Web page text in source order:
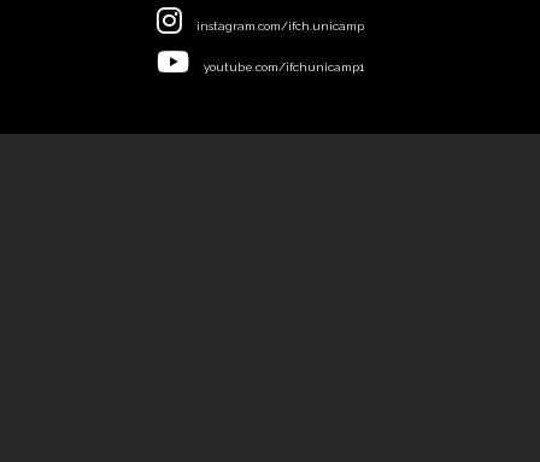
instagram.com/ifch.unicamp
youtube.com/ifchunicamp1